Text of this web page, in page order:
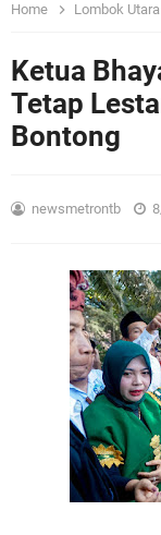
Home Lombok Utara
Ketua
Tetap
Bontong
newsmetrontb